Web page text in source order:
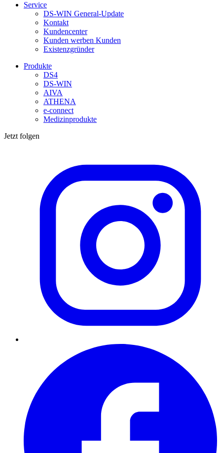
Service
DS-WIN General-Update
Kontakt
Kundencenter
Kunden werben Kunden
Existenzgründer
Produkte
DS4
DS-WIN
AIVA
ATHENA
e-connect
Medizinprodukte
Jetzt folgen